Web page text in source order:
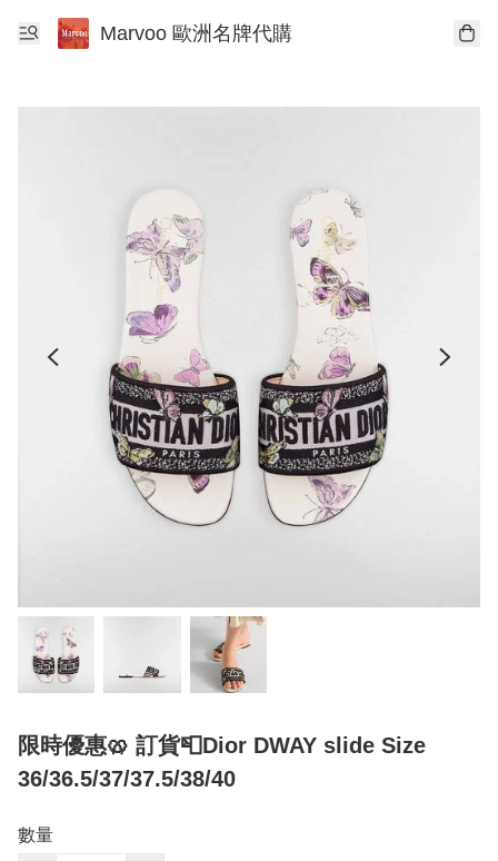
Marvoo 歐洲名牌代購
限時優惠🥨 訂貨📮Dior DWAY slide Size
36/36.5/37/37.5/38/40
數量